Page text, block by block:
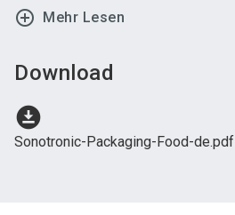
add_circle_outline Mehr Lesen
Download
download_for_offline
Sonotronic-Packaging-Food-de.pdf